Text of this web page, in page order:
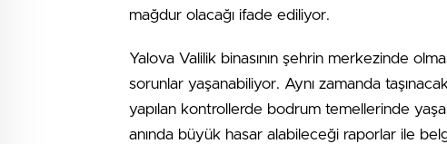
mağdur olacağı ifade ediliyor.
Yalova Valilik binasının şehrin merkezinde
sorunlar yaşanabiliyor. Aynı zamanda
yapılan kontrollerde bodrum temellerinde
anında büyük hasar alabileceği raporlar ile